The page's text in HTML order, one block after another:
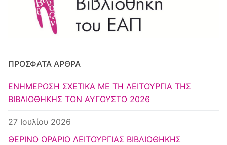
Αθήνα
ΠΡΌΣΦΑΤΑ ΆΡΘΡΑ
ΕΝΗΜΕΡΩΣΗ ΣΧΕΤΙΚΑ ΜΕ ΤΗ ΛΕΙΤΟΥΡΓΙΑ ΤΗΣ
ΒΙΒΛΙΟΘΗΚΗΣ ΤΟΝ ΑΥΓΟΥΣΤΟ 2026
27 Ιουλίου 2026
ΘΕΡΙΝΟ ΩΡΑΡΙΟ ΛΕΙΤΟΥΡΓΙΑΣ ΒΙΒΛΙΟΘΗΚΗΣ